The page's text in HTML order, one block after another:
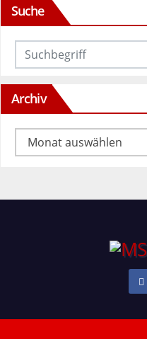
Suche
Archiv
Archiv